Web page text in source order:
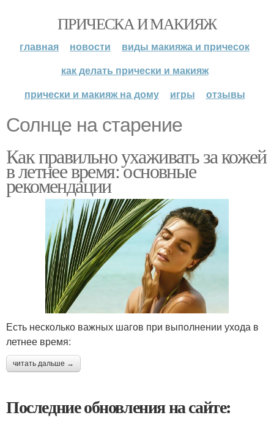
ПРИЧЕСКА И МАКИЯЖ
главная новости
виды макияжа и причесок
как делать прически и макияж
прически и макияж на дому
игры отзывы
Солнце на старение
Как правильно ухаживать за кожей
в летнее время: основные
рекомендации
Есть несколько важных шагов при выполнении ухода в
летнее время:
читать дальше →
Последние обновления на сайте: